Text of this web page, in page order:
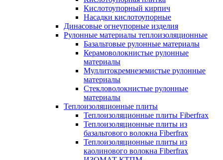
Кислотоупорный кирпич
Насадки кислотоупорные
Динасовые огнеупорные изделия
Рулонные материалы теплоизоляционные
Базальтовые рулонные материалы
Керамоволокнистые рулонные
материалы
Муллитокремнеземистые рулонные
материалы
Стекловолокнистые рулонные
материалы
Тепло­изоляционные плиты
Теплоизоляционные плиты Fiberfrax
Теплоизоляционные плиты из
базальтового волокна Fiberfrax
Теплоизоляционные плиты из
каолинового волокна Fiberfrax